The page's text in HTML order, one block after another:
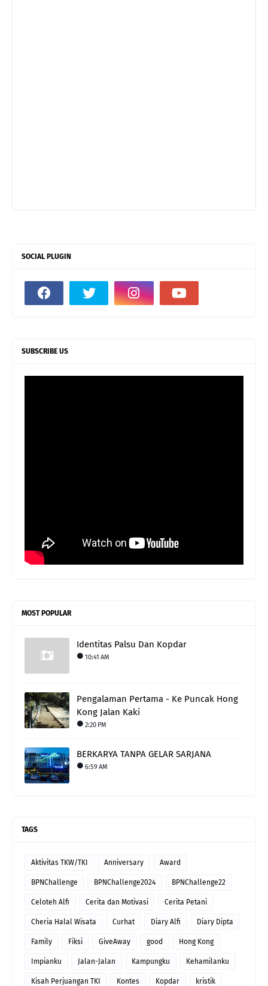
SOCIAL PLUGIN
SUBSCRIBE US
MOST POPULAR
Identitas Palsu Dan Kopdar
10:41 AM
Pengalaman Pertama - Ke Puncak Hong
Kong Jalan Kaki
2:20 PM
BERKARYA TANPA GELAR SARJANA
6:59 AM
TAGS
Aktivitas TKW/TKI Anniversary Award
BPNChallenge BPNChallenge2024 BPNChallenge22
Celoteh Alfi Cerita dan Motivasi Cerita Petani
Cheria Halal Wisata Curhat Diary Alfi Diary Dipta
Family Fiksi GiveAway good Hong Kong
Impianku Jalan-Jalan Kampungku Kehamilanku
Kisah Perjuangan TKI Kontes Kopdar kristik